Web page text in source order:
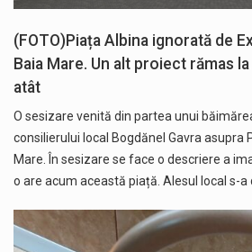
(FOTO)Piața Albina ignorată de
Baia Mare. Un alt proiect rămas
atât
O sesizare venită din partea unui
consilierului local Bogdănel Gavra asupra
Mare. În sesizare se face o descriere a
o are acum această piață. Alesul local s-a